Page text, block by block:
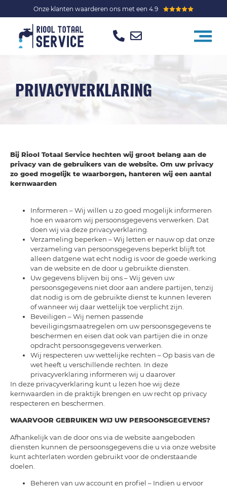
Onze klanten waarderen ons met een 4.9
PRIVACYVERKLARING
Bij Riool Totaal Service hechten wij groot belang aan de
privacy van de gebruikers van de website. Om uw privacy
zo goed mogelijk te waarborgen, hanteren wij een aantal
kernwaarden
Informeren – Wij willen u zo goed mogelijk informeren
hoe en waarom wij persoonsgegevens verwerken. Dat
doen wij via deze privacyverklaring.
Verzameling beperken – Wij letten er nauw op dat onze
verzameling van persoonsgegevens beperkt blijft tot
alleen datgene wat echt nodig is voor de goede werking
van de website en de door u gebruikte diensten.
Uw gegevens blijven bij ons – Wij geven uw
persoonsgegevens niet door aan andere partijen, tenzij
dat nodig is om de gebruikte dienst te kunnen leveren
of wanneer wij daar wettelijk toe verplicht zijn.
Beveiligen – Wij nemen passende
beveiligingsmaatregelen om uw persoonsgegevens te
beschermen en eisen dat ook van partijen die in onze
opdracht persoonsgegevens verwerken.
Wij respecteren uw wettelijke rechten – Op basis van de
wet heeft u verschillende rechten. In deze
privacyverklaring informeren wij u daarover
In deze privacyverklaring kunt u lezen hoe wij deze
kernwaarden in de praktijk brengen en uw recht op privacy
respecteren en beschermen.
WAARVOOR GEBRUIKEN WIJ UW PERSOONSGEGEVENS?
Afhankelijk van de door ons via de website aangeboden
diensten kunnen de persoonsgegevens die u via onze website
kunt achterlaten worden gebruikt voor de onderstaande
doelen.
Beheren van uw account en profiel – Indien u ervoor